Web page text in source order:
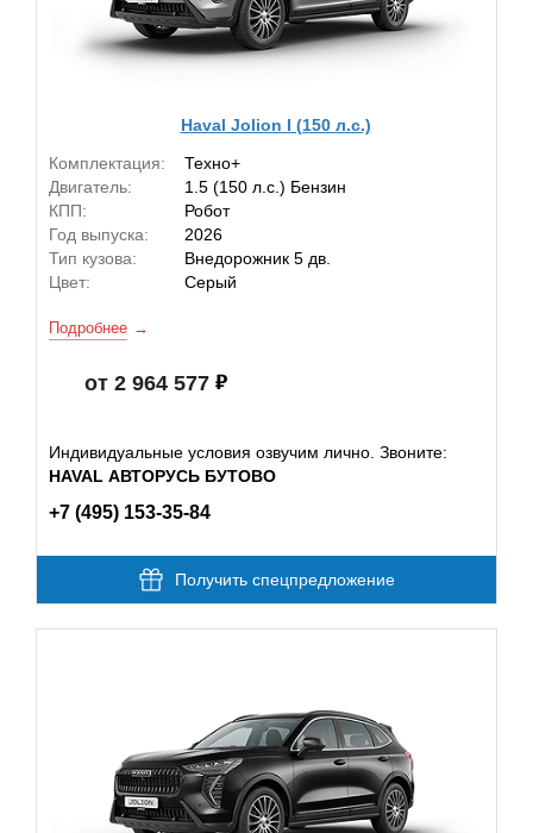
Haval Jolion I (150 л.с.)
Комплектация:
Техно+
Двигатель:
1.5 (150 л.с.) Бензин
КПП:
Робот
Год выпуска:
2026
Тип кузова:
Внедорожник 5 дв.
Цвет:
Серый
Подробнее
от 2 964 577
Индивидуальные условия озвучим лично. Звоните:
HAVAL АВТОРУСЬ БУТОВО
+7 (495) 153-35-84
Получить спецпредложение